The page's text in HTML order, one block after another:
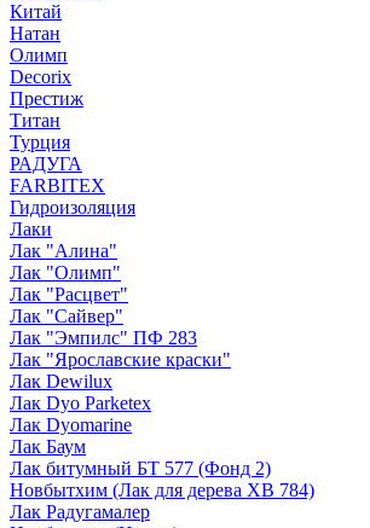
Китай
Натан
Олимп
Decorix
Престиж
Титан
Турция
РАДУГА
FARBITEX
Гидроизоляция
Лаки
Лак "Алина"
Лак "Олимп"
Лак "Расцвет"
Лак "Сайвер"
Лак "Эмпилс" ПФ 283
Лак "Ярославские краски"
Лак Dewilux
Лак Dyo Parketex
Лак Dyomarine
Лак Баум
Лак битумный БТ 577 (Фонд 2)
Новбытхим (Лак для дерева ХВ 784)
Лак Радугамалер